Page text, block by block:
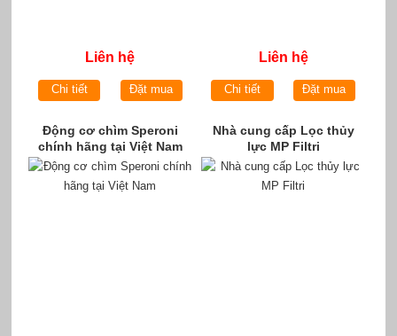
Liên hệ
Chi tiết Đặt mua
Liên hệ
Chi tiết Đặt mua
Động cơ chìm Speroni
chính hãng tại Việt Nam
Nhà cung cấp Lọc thủy
lực MP Filtri